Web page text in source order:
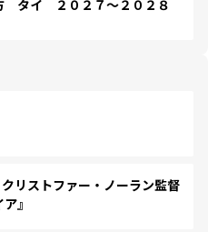
タイ ２０２７～２０２８
リストファー・ノーラン監督
』